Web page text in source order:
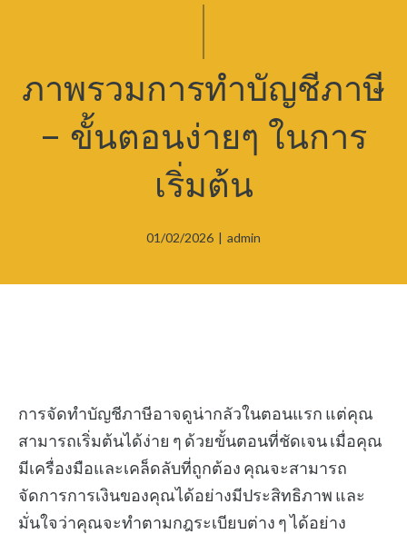
ภาพรวมการทำบัญชีภาษี
– ขั้นตอนง่ายๆ ในการ
เริ่มต้น
01/02/2026 | admin
การจัดทำบัญชีภาษีอาจดูน่ากลัวในตอนแรก แต่คุณ
สามารถเริ่มต้นได้ง่าย ๆ ด้วยขั้นตอนที่ชัดเจน เมื่อคุณ
มีเครื่องมือและเคล็ดลับที่ถูกต้อง คุณจะสามารถ
จัดการการเงินของคุณได้อย่างมีประสิทธิภาพ และ
มั่นใจว่าคุณจะทำตามกฎระเบียบต่าง ๆ ได้อย่าง